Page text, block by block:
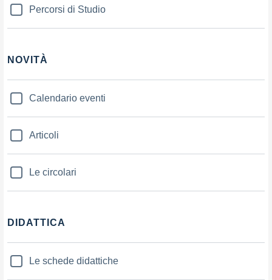
Percorsi di Studio
NOVITÀ
Calendario eventi
Articoli
Le circolari
DIDATTICA
Le schede didattiche